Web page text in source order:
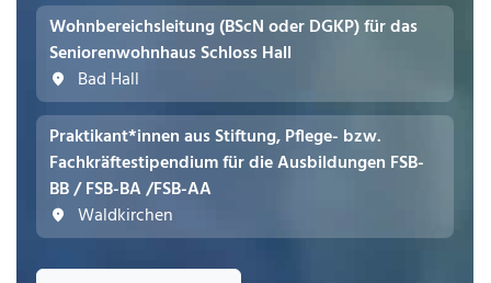
Wohnbereichsleitung (BScN oder DGKP) für das
Seniorenwohnhaus Schloss Hall
Bad Hall
Praktikant*innen aus Stiftung, Pflege- bzw.
Fachkräftestipendium für die Ausbildungen FSB-
BB / FSB-BA /FSB-AA
Waldkirchen